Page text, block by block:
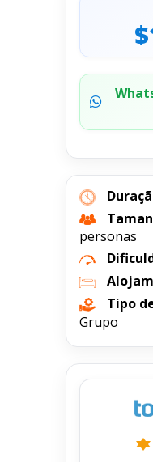
personas
Tipo
Grupo